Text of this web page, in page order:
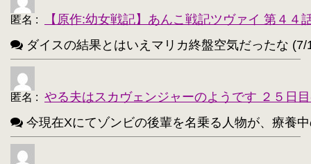
・ 西住まほ【189】
・ サーニャ・V・リトヴャク【188】
・
・ 不知火(艦これ)【186】
・ めぐみん(このすば)【172】
・
匿名 :
【原作:幼女戦記】あんこ戦記ツヴァイ 第４４
ダイスの結果とはいえマリカ終盤空気だったな (7/
匿名 : やる夫はスカヴェンジャーのようです ２５日
今現在Xにてゾンビの後輩を名乗る人物が、療養